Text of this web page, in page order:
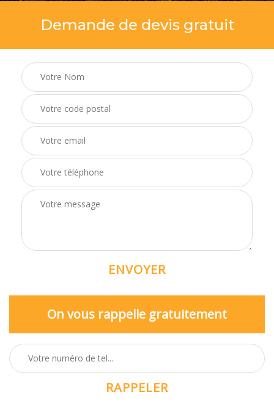
Demande de devis gratuit
On vous rappelle gratuitement